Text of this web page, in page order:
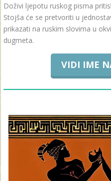
Doživi ljepotu ruskog pisma
Stojša će se pretvoriti u
prikazati na ruskim slovima u
dugmeta.
VIDI IME